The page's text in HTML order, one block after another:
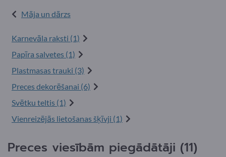
Māja un dārzs
Karnevāla raksti (1)
Papīra salvetes (1)
Plastmasas trauki (3)
Preces dekorēšanai (6)
Svētku teltis (1)
Vienreizējās lietošanas šķīvji (1)
Preces viesībām piegādātāji (11)